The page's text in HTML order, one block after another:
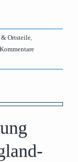
Ortsteile